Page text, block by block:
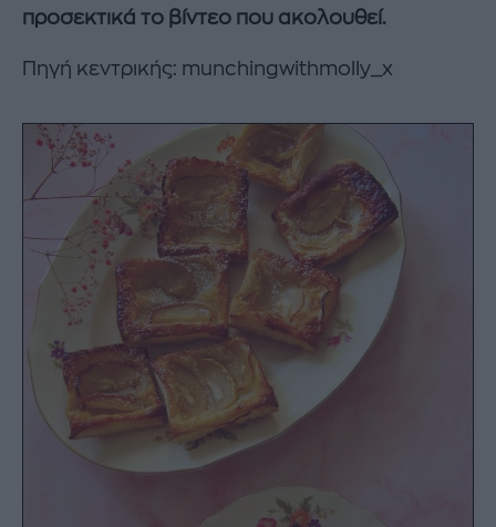
προσεκτικά το βίντεο που ακολουθεί.
Πηγή κεντρικής: munchingwithmolly_x